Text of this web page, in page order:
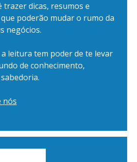
trazer dicas, resumos e
poderão mudar o rumo da
negócios.
leitura tem poder de te levar
de conhecimento,
nós